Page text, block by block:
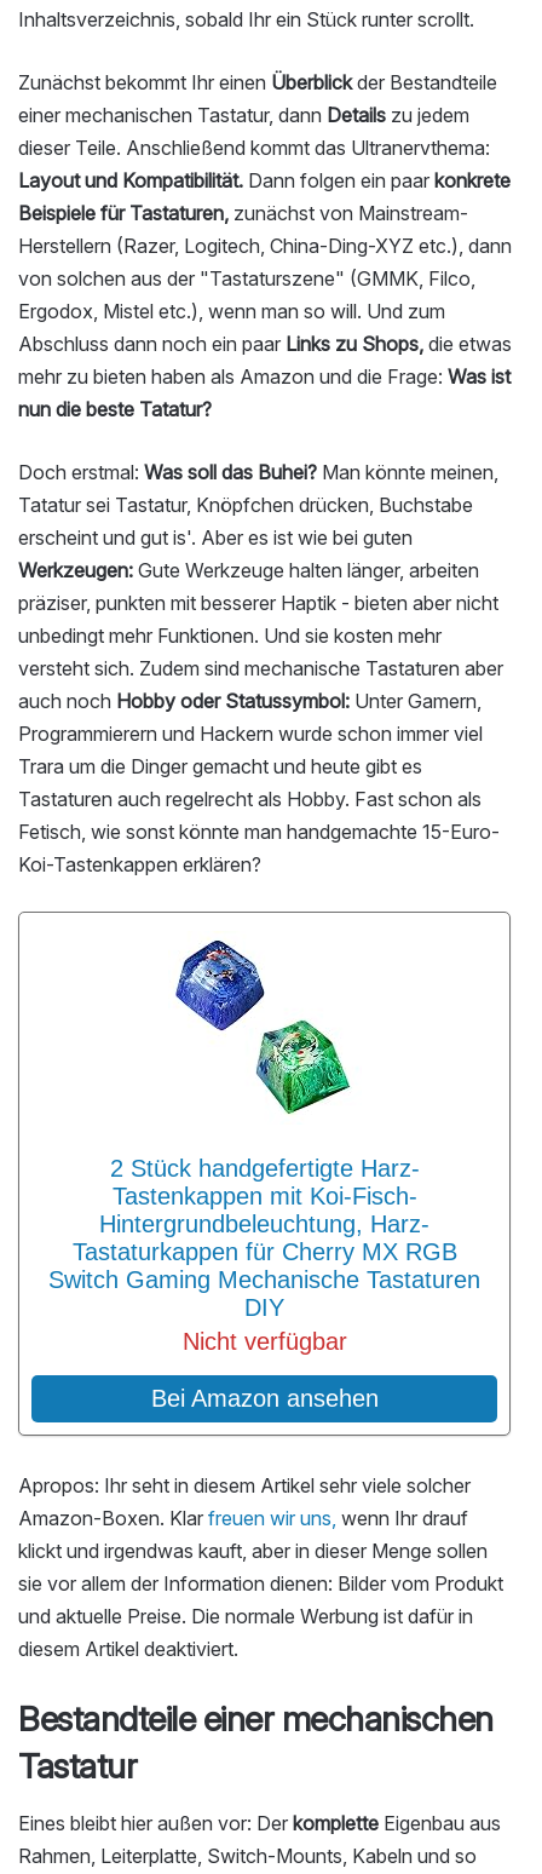
Inhaltsverzeichnis, sobald Ihr ein Stück runter scrollt.
Zunächst bekommt Ihr einen Überblickder Bestandteile
einer mechanischen Tastatur, dann Details zu jedem
dieser Teile. Anschließend kommt das Ultranervthema:
Layout und Kompatibilität. Dann folgen ein paar konkrete
Beispiele für Tastaturen, zunächst von Mainstream-
Herstellern (Razer, Logitech, China-Ding-XYZ etc.), dann
von solchen aus der "Tastaturszene" (GMMK, Filco,
Ergodox, Mistel etc.), wenn man so will. Und zum
Abschluss dann noch ein paar Links zu Shops, die etwas
mehr zu bieten haben als Amazon und die Frage: Was ist
nun die beste Tatatur?
Doch erstmal: Was soll das Buhei? Man könnte meinen,
Tatatur sei Tastatur, Knöpfchen drücken, Buchstabe
erscheint und gut is'. Aber es ist wie bei guten
Werkzeugen: Gute Werkzeuge halten länger, arbeiten
präziser, punkten mit besserer Haptik - bieten aber nicht
unbedingt mehr Funktionen. Und sie kosten mehr
versteht sich. Zudem sind mechanische Tastaturen aber
auch noch Hobby oder Statussymbol: Unter Gamern,
Programmierern und Hackern wurde schon immer viel
Trara um die Dinger gemacht und heute gibt es
Tastaturen auch regelrecht als Hobby. Fast schon als
Fetisch, wie sonst könnte man handgemachte 15-Euro-
Koi-Tastenkappen erklären?
2 Stück handgefertigte Harz-
Tastenkappen mit Koi-Fisch-
Hintergrundbeleuchtung, Harz-
Tastaturkappen für Cherry MX RGB
Switch Gaming Mechanische Tastaturen
DIY
Nicht verfügbar
Bei Amazon ansehen
Apropos: Ihr seht in diesem Artikel sehr viele solcher
Amazon-Boxen. Klar freuen wir uns, wenn Ihr drauf
klickt und irgendwas kauft, aber in dieser Menge sollen
sie vor allem der Information dienen: Bilder vom Produkt
und aktuelle Preise. Die normale Werbung ist dafür in
diesem Artikel deaktiviert.
Bestandteile einer mechanischen
Tastatur
Eines bleibt hier außen vor: Der komplette Eigenbau aus
Rahmen, Leiterplatte, Switch-Mounts, Kabeln und so